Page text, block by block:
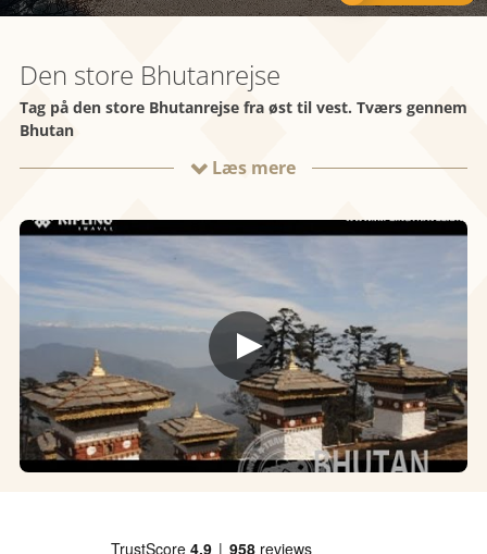
Den store Bhutanrejse
Tag på den store Bhutanrejse fra øst til vest. Tværs gennem
Bhutan
 Læs mere